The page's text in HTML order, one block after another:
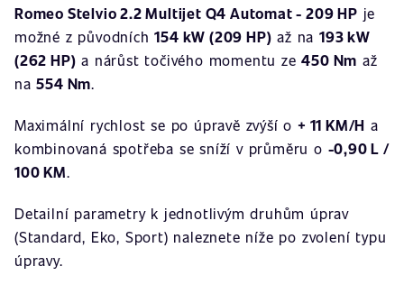
Romeo Stelvio 2.2 Multijet Q4 Automat - 209 HP je
možné z původních154 kW (209 HP) až na193 kW
(262 HP) a nárůst točivého momentu ze450 Nm až
na554 Nm.
Maximální rychlost se po úpravě zvýší o + 11 KM/H a
kombinovaná spotřeba se sníží v průměru o -0,90 L /
100 KM.
Detailní parametry k jednotlivým druhům úprav
(Standard, Eko, Sport) naleznete níže po zvolení typu
úpravy.